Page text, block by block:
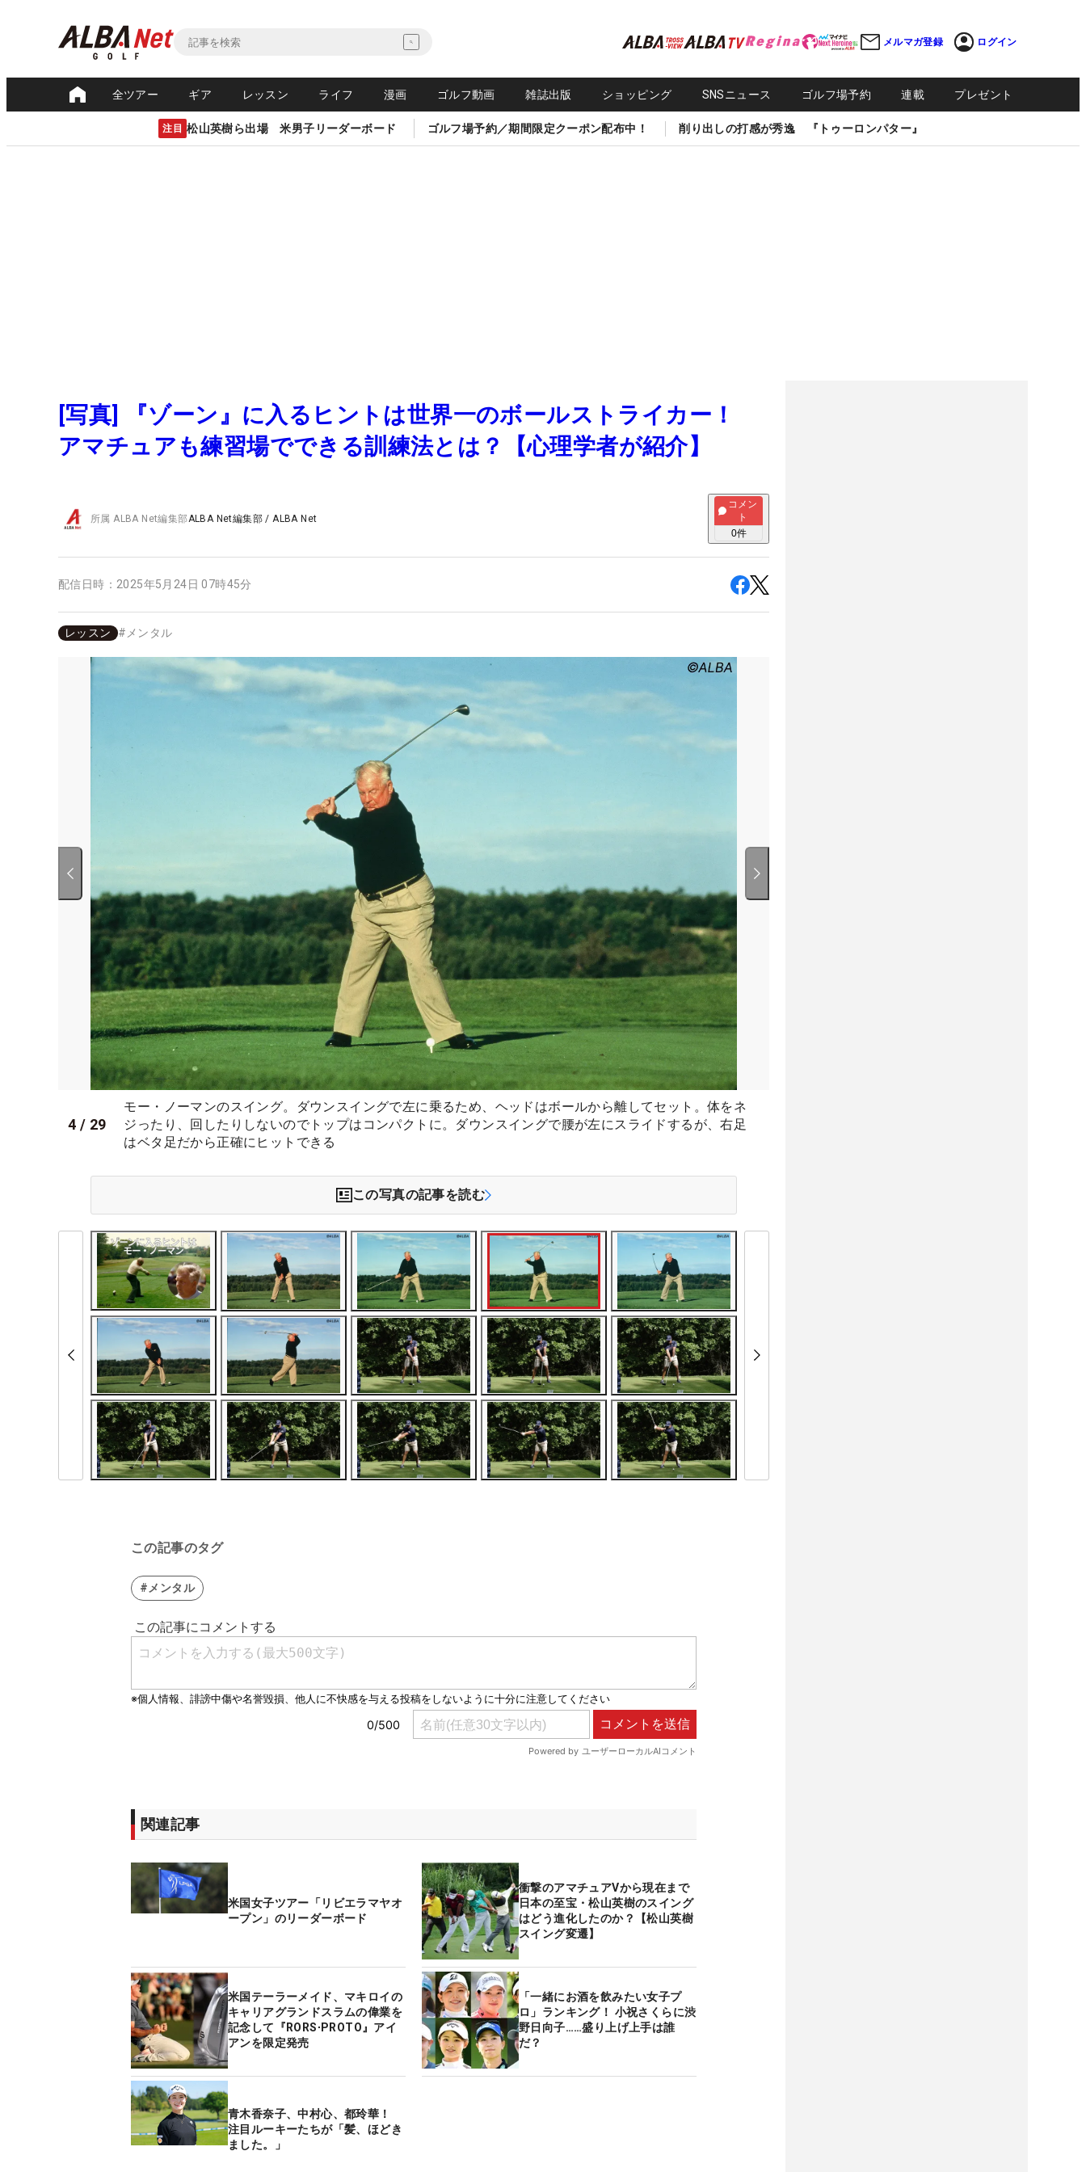
メルマガ登録 ログイン
全ツアー ギア レッスン ライフ 漫画 ゴルフ動画 雑誌出版 ショッピング SNSニュース ゴルフ場予約 連載 プレゼント
注目 松山英樹ら出場 米男子リーダーボード ゴルフ場予約／期間限定クーポン配布中！ 削り出しの打感が秀逸 『トゥーロンパター』
[写真] 『ゾーン』に入るヒントは世界一のボールストライカー！
アマチュアも練習場でできる訓練法とは？【心理学者が紹介】
所属ALBA Net編集部ALBA Net編集部 /ALBA Net
コメン
ト
0件
配信日時： 2025年5月24日 07時45分
レッスン #メンタル
4 / 29
モー・ノーマンのスイング。ダウンスイングで左に乗るため、ヘッドはボールから離してセット。体をネ
ジったり、回したりしないのでトップはコンパクトに。ダウンスイングで腰が左にスライドするが、右足
はベタ足だから正確にヒットできる
この写真の記事を読む
この記事のタグ
#メンタル
関連記事
米国女子ツアー「リビエラマヤオ
ープン」のリーダーボード
衝撃のアマチュアVから現在まで
日本の至宝・松山英樹のスイング
はどう進化したのか？【松山英樹
スイング変遷】
米国テーラーメイド、マキロイの
キャリアグランドスラムの偉業を
記念して『RORS∙PROTO』アイ
アンを限定発売
「一緒にお酒を飲みたい女子プ
ロ」ランキング！ 小祝さくらに渋
野日向子……盛り上げ上手は誰
だ？
青木香奈子、中村心、都玲華！
注目ルーキーたちが「髪、ほどき
ました。」